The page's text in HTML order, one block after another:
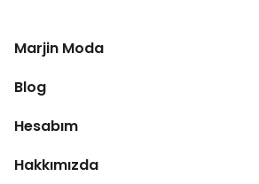
Marjin Moda
Blog
Hesabım
Hakkımızda